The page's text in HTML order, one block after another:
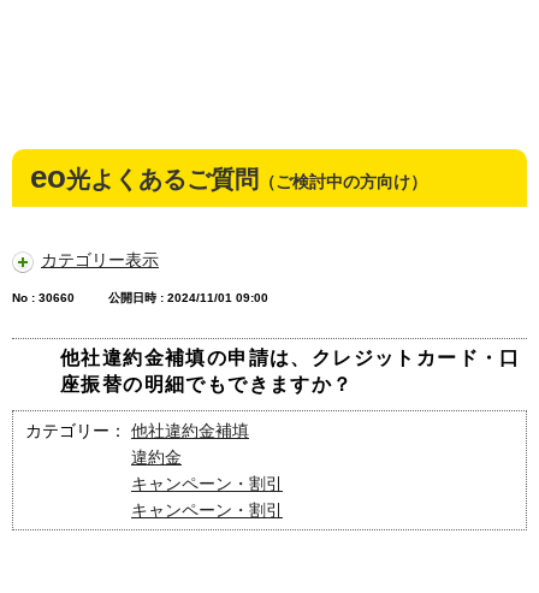
eo光よくあるご質問 （ご検討中の方向け）
カテゴリー表示
No : 30660 公開日時 : 2024/11/01 09:00
他社違約金補填の申請は、クレジットカード・口
座振替の明細でもできますか？
カテゴリー：
他社違約金補填
違約金
キャンペーン・割引
キャンペーン・割引